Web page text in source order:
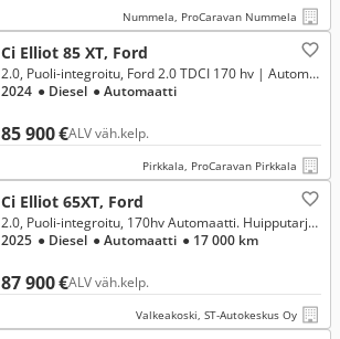
Nummela, ProCaravan Nummela
Ci Elliot 85 XT, Ford
85 900 €ALV väh.kelp.
2.0, Puoli-integroitu, Ford 2.0 TDCI 170 hv | Automaatti, laskuvuode **RAHOITUSKORKO ALK. 1,99%**
2024 ● Diesel ● Automaatti
Pirkkala, ProCaravan Pirkkala
Ci Elliot 65XT, Ford
87 900 €ALV väh.kelp.
2.0, Puoli-integroitu, 170hv Automaatti. Huipputarjous!*
2025 ● Diesel ● Automaatti ● 17 000 km
Valkeakoski, ST-Autokeskus Oy